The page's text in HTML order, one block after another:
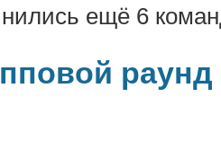
ещё 6
раунд